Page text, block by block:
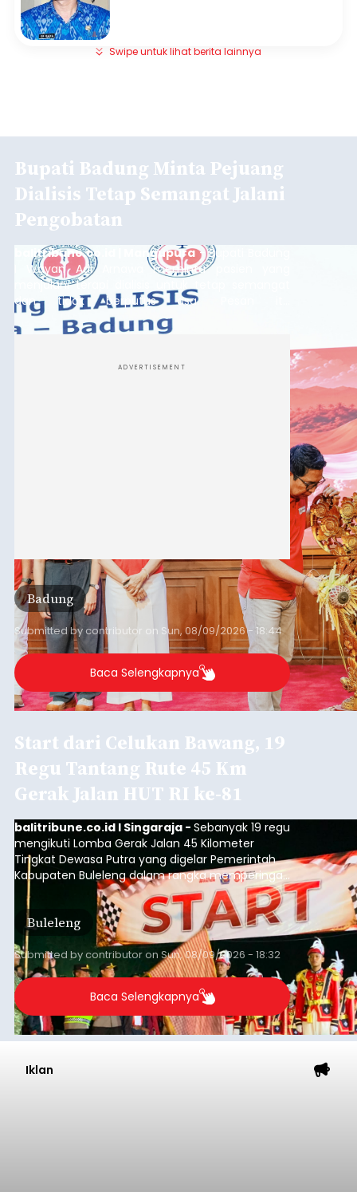
Swipe untuk lihat berita lainnya
Bupati Badung Minta Pejuang
Dialisis Tetap Semangat Jalani
Pengobatan
balitribune.co.id | Mangupura- Bupati Badung
I Wayan Adi Arnawa meminta pasien yang
menjalani terapi dialisis untuk tetap semangat
dan tidak berputus asa. Pesan itu
disampaikannya saat menghadiri Sarasehan
Pejuang Dialisis yang digelar RSD Mangusada di
ADVERTISEMENT
Badung
Submitted by contributor on Sun, 08/09/2026 - 18:44
Baca Selengkapnya
Start dari Celukan Bawang, 19
Regu Tantang Rute 45 Km
Gerak Jalan HUT RI ke-81
balitribune.co.id I Singaraja - Sebanyak 19 regu
mengikuti Lomba Gerak Jalan 45 Kilometer
Tingkat Dewasa Putra yang digelar Pemerintah
Kabupaten Buleleng dalam rangka memperingati
HUT ke-81 Kemerdekaan Republik Indonesia.
Lomba resmi dimulai dari Lapangan Sepak Bola
Desa Celukan Bawang, Sabtu (8/8/2026) malam.
Buleleng
Submitted bycontributoron Sun, 08/09/2026 - 18:32
Baca Selengkapnya
Iklan